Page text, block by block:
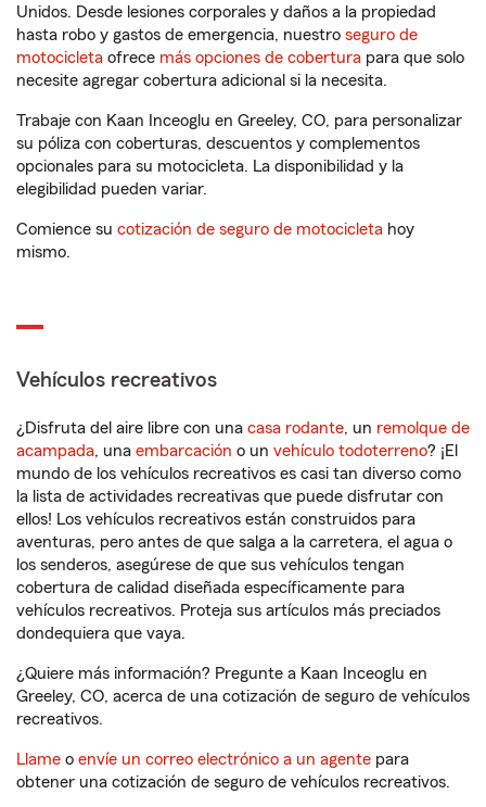
Unidos. Desde lesiones corporales y daños a la propiedad
hasta robo y gastos de emergencia, nuestro seguro de
motocicleta ofrece más opciones de cobertura para que solo
necesite agregar cobertura adicional si la necesita.
Trabaje con Kaan Inceoglu en Greeley, CO, para personalizar
su póliza con coberturas, descuentos y complementos
opcionales para su motocicleta. La disponibilidad y la
elegibilidad pueden variar.
Comience su cotización de seguro de motocicleta hoy
mismo.
Vehículos recreativos
¿Disfruta del aire libre con una casa rodante, un remolque de
acampada, una embarcación o un vehículo todoterreno? ¡El
mundo de los vehículos recreativos es casi tan diverso como
la lista de actividades recreativas que puede disfrutar con
ellos! Los vehículos recreativos están construidos para
aventuras, pero antes de que salga a la carretera, el agua o
los senderos, asegúrese de que sus vehículos tengan
cobertura de calidad diseñada específicamente para
vehículos recreativos. Proteja sus artículos más preciados
dondequiera que vaya.
¿Quiere más información? Pregunte a Kaan Inceoglu en
Greeley, CO, acerca de una cotización de seguro de vehículos
recreativos.
Llame o envíe un correo electrónico a un agente para
obtener una cotización de seguro de vehículos recreativos.